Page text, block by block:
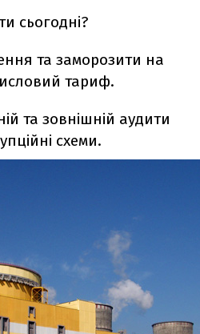
сьогодні?
та заморозити на
тариф.
та зовнішній аудити
схеми.